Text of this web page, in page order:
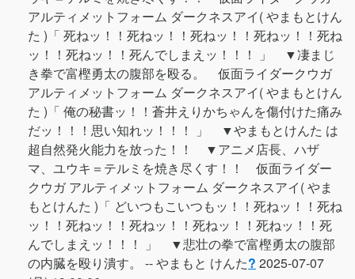
アルティメットフォーム ダークネスアイ( やまもとけん
た )「 死ねッ！！死ねッ！！死ねッ！！死ねッ！！死ね
ッ！！死ねッ！！死んでしまえッ！！！ 」 ▼凄まじ
き拳で富樫勇太の腹部を殴る。 仮面ライダークウガ
アルティメットフォーム ダークネスアイ( やまもとけん
た )「 俺の秘書ッ！！蒼井えりかちゃんを傷付けた痛み
だッ！！！思い知れッ！！！ 」 ▼やまもとけんた は
超自然発火能力を放った！！ ▼アニメ店長、ハザ
マ、ユウキ＝テルミを焼き尽くす！！ 仮面ライダー
クウガ アルティメットフォーム ダークネスアイ( やま
もとけんた )「 どいつもこいつもッ！！死ねッ！！死ね
ッ！！死ねッ！！死ねッ！！死ねッ！！死ねッ！！死
んでしまえッ！！！ 」 ▼悲壮の拳で富樫勇太の腹部
の内臓を殴り潰す。 --やまもと けんた? 2025-07-07